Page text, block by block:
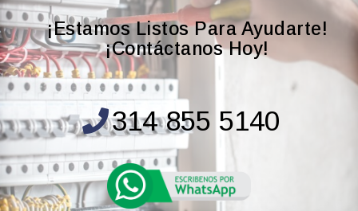
¡Estamos Listos Para Ayudarte!
¡Contáctanos Hoy!
314 855 5140